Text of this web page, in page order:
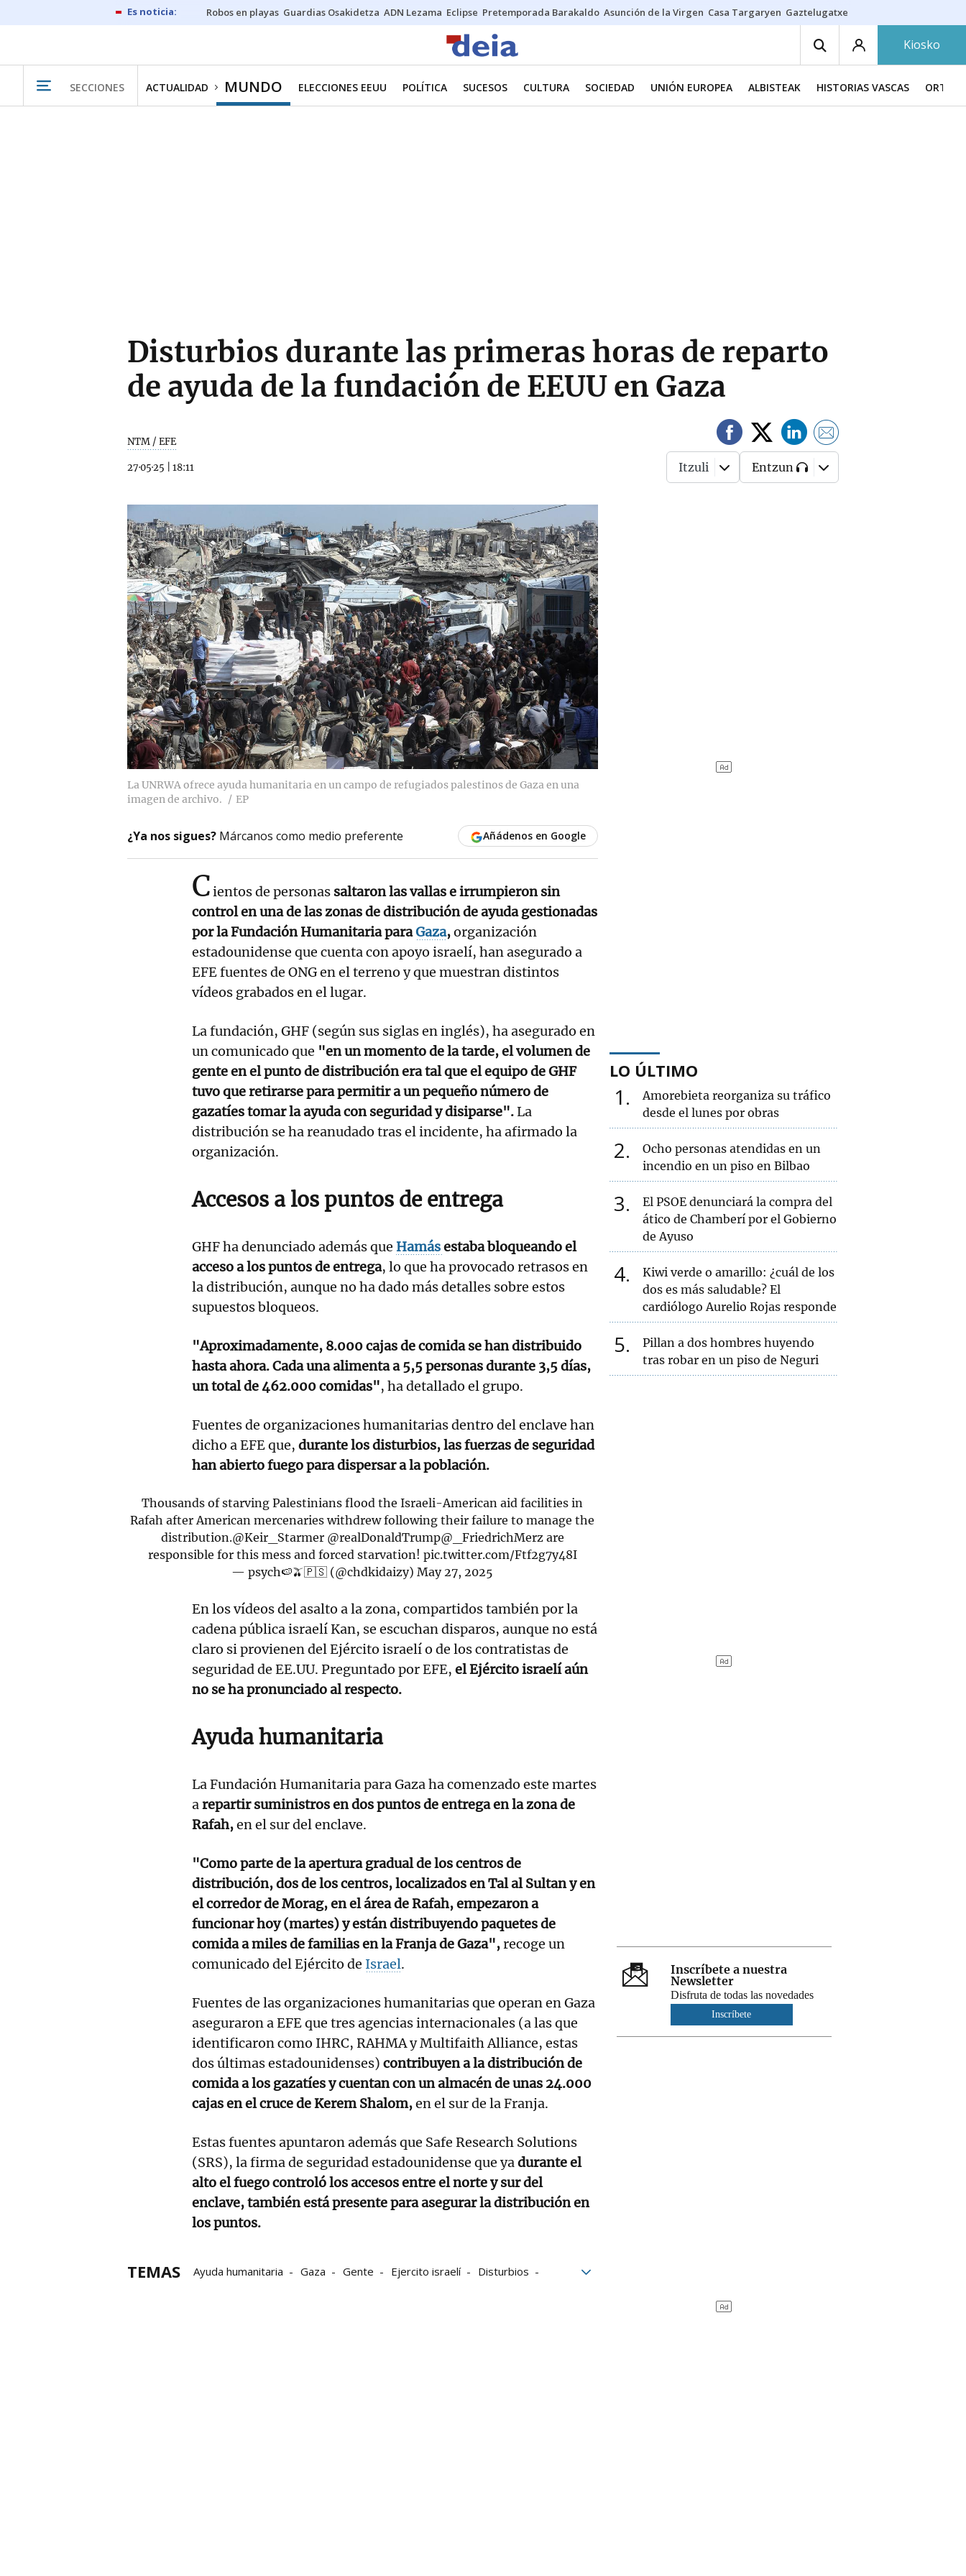
Robos en playas Guardias Osakidetza ADN Lezama Eclipse Pretemporada Barakaldo Asunción de la Virgen Casa Targaryen Gaztelugatxe
Kiosko
SECCIONES ACTUALIDAD MUNDO ELECCIONES EEUU POLÍTICA SUCESOS CULTURA SOCIEDAD UNIÓN EUROPEA ALBISTEAK HISTORIAS VASCAS
Disturbios durante las primeras horas de reparto
de ayuda de la fundación de EEUU en Gaza
NTM / EFE
27·05·25 18:11 Itzuli Entzun
La UNRWA ofrece ayuda humanitaria en un campo de refugiados palestinos de Gaza en una
imagen de archivo.
EP
¿Ya nos sigues? Márcanos como medio preferente Añádenos en Google
Cientos de personas saltaron las vallas e irrumpieron sin
control en una de las zonas de distribución de ayuda gestionadas
por la Fundación Humanitaria paraGaza,organización
estadounidense que cuenta con apoyo israelí, han asegurado a
EFE fuentes de ONG en el terreno y que muestran distintos
vídeos grabados en el lugar.
La fundación, GHF (según sus siglas en inglés), ha asegurado en
un comunicado que "en un momento de la tarde, el volumen de
gente en el punto de distribución era tal que el equipo de GHF
tuvo que retirarse para permitir a un pequeño número de
gazatíes tomar la ayuda con seguridad y disiparse".La
distribución se ha reanudado tras el incidente, ha afirmado la
organización.
Accesos a los puntos de entrega
GHF ha denunciado además que Hamásestaba bloqueando el
acceso a los puntos de entrega, lo que ha provocado retrasos en
la distribución, aunque no ha dado más detalles sobre estos
supuestos bloqueos.
"Aproximadamente, 8.000 cajas de comida se han distribuido
hasta ahora. Cada una alimenta a 5,5 personas durante 3,5 días,
un total de 462.000 comidas", ha detallado el grupo.
Fuentes de organizaciones humanitarias dentro del enclave han
dicho a EFE que, durante los disturbios, las fuerzas de seguridad
han abierto fuego para dispersar a la población.
Thousands of starving Palestinians flood the Israeli-American aid facilities in
Rafah after American mercenaries withdrew following their failure to manage the
distribution.@Keir_Starmer @realDonaldTrump@_FriedrichMerzare
responsible for this mess and forced starvation! pic.twitter.com/Ftf2g7y48I
— psych🍉🫒🇵🇸 (@chdkidaizy)May 27, 2025
En los vídeos del asalto a la zona, compartidos también por la
cadena pública israelí Kan, se escuchan disparos, aunque no está
claro si provienen del Ejército israelí o de los contratistas de
seguridad de EE.UU. Preguntado por EFE, el Ejército israelí aún
no se ha pronunciado al respecto.
Ayuda humanitaria
La Fundación Humanitaria para Gaza ha comenzado este martes
arepartir suministros en dos puntos de entrega en la zona de
Rafah,en el sur del enclave.
"Como parte de la apertura gradual de los centros de
distribución, dos de los centros, localizados en Tal al Sultan y en
el corredor de Morag, en el área de Rafah, empezaron a
funcionar hoy (martes) y están distribuyendo paquetes de
comida a miles de familias en la Franja de Gaza",recoge un
comunicado del Ejército de Israel.
Fuentes de las organizaciones humanitarias que operan en Gaza
aseguraron a EFE que tres agencias internacionales (a las que
identificaron como IHRC, RAHMA y Multifaith Alliance, estas
dos últimas estadounidenses) contribuyen a la distribución de
comida a los gazatíes y cuentan con un almacén de unas 24.000
cajas en el cruce de Kerem Shalom,en el sur de la Franja.
Estas fuentes apuntaron además que Safe Research Solutions
(SRS), la firma de seguridad estadounidense que yadurante el
alto el fuego controló los accesos entre el norte y sur del
enclave, también está presente para asegurar la distribución en
los puntos.
TEMAS Ayuda humanitaria Gaza Gente Ejercito israelí
Disturbios
LO ÚLTIMO
1
Amorebieta reorganiza su tráfico
desde el lunes por obras
2
Ocho personas atendidas en un
incendio en un piso en Bilbao
3
El PSOE denunciará la compra del
ático de Chamberí por el Gobierno
de Ayuso
4
Kiwi verde o amarillo: ¿cuál de los
dos es más saludable? El
cardiólogo Aurelio Rojas responde
5
Pillan a dos hombres huyendo
tras robar en un piso de Neguri
Inscríbete a nuestra
Newsletter
Disfruta de todas las novedades
Inscríbete